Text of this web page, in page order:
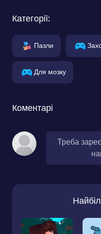
Категорії:
Пазли
Для мозку
Коментарі
Треба